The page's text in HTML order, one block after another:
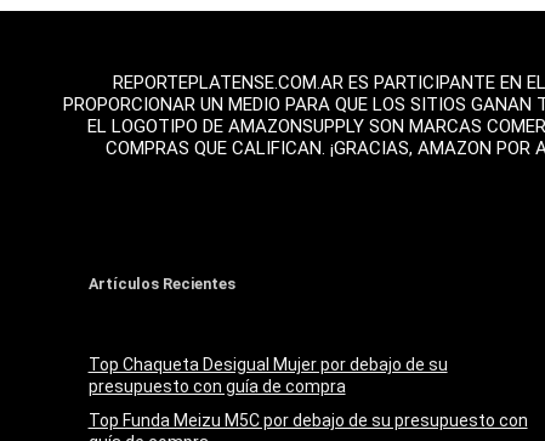
REPORTEPLATENSE.COM.AR ES PARTICIPANTE EN
PROPORCIONAR UN MEDIO PARA QUE LOS SITIOS
EL LOGOTIPO DE AMAZONSUPPLY SON MARCAS
COMPRAS QUE CALIFICAN. ¡GRACIAS, AMAZON POR
Artículos Recientes
Top Chaqueta Desigual Mujer por debajo de su
presupuesto con guía de compra
Top Funda Meizu M5C por debajo de su presupuesto con